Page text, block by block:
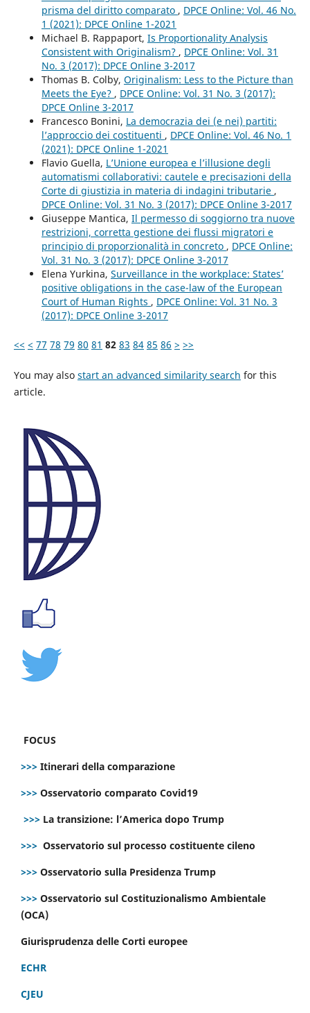
prisma del diritto comparato , DPCE Online: Vol. 46 No.
1 (2021): DPCE Online 1-2021
Michael B. Rappaport, Is Proportionality Analysis
Consistent with Originalism? , DPCE Online: Vol. 31
No. 3 (2017): DPCE Online 3-2017
Thomas B. Colby, Originalism: Less to the Picture than
Meets the Eye? , DPCE Online: Vol. 31 No. 3 (2017):
DPCE Online 3-2017
Francesco Bonini, La democrazia dei (e nei) partiti:
l’approccio dei costituenti , DPCE Online: Vol. 46 No. 1
(2021): DPCE Online 1-2021
Flavio Guella, L’Unione europea e l’illusione degli
automatismi collaborativi: cautele e precisazioni della
Corte di giustizia in materia di indagini tributarie ,
DPCE Online: Vol. 31 No. 3 (2017): DPCE Online 3-2017
Giuseppe Mantica, Il permesso di soggiorno tra nuove
restrizioni, corretta gestione dei flussi migratori e
principio di proporzionalità in concreto , DPCE Online:
Vol. 31 No. 3 (2017): DPCE Online 3-2017
Elena Yurkina, Surveillance in the workplace: States’
positive obligations in the case-law of the European
Court of Human Rights , DPCE Online: Vol. 31 No. 3
(2017): DPCE Online 3-2017
<< < 77 78 79 80 81 82 83 84 85 86 > >>
You may also start an advanced similarity search for this
article.
FOCUS
>>> Itinerari della comparazione
>>> Osservatorio comparato Covid19
>>> La transizione: l’America dopo Trump
>>> Osservatorio sul processo costituente cileno
>>> Osservatorio sulla Presidenza Trump
>>> Osservatorio sul Costituzionalismo Ambientale
(OCA)
Giurisprudenza delle Corti europee
ECHR
CJEU